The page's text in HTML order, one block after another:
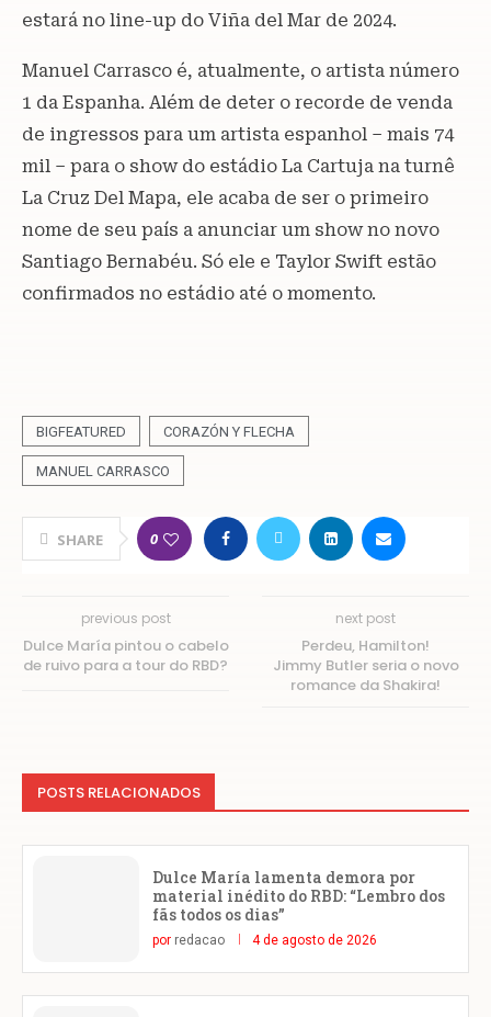
estará no line-up do Viña del Mar de 2024.
Manuel Carrasco é, atualmente, o artista número
1 da Espanha. Além de deter o recorde de venda
de ingressos para um artista espanhol – mais 74
mil – para o show do estádio La Cartuja na turnê
La Cruz Del Mapa, ele acaba de ser o primeiro
nome de seu país a anunciar um show no novo
Santiago Bernabéu. Só ele e Taylor Swift estão
confirmados no estádio até o momento.
BIGFEATURED CORAZÓN Y FLECHA
MANUEL CARRASCO
SHARE 0
previous post
Dulce María pintou o cabelo
de ruivo para a tour do RBD?
next post
Perdeu, Hamilton!
Jimmy Butler seria o novo
romance da Shakira!
POSTS RELACIONADOS
Dulce María lamenta demora por
material inédito do RBD: “Lembro dos
fãs todos os dias”
por redacao 4 de agosto de 2026